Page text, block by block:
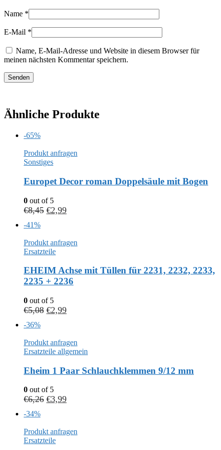
Name *
E-Mail *
Name, E-Mail-Adresse und Website in diesem Browser für
meinen nächsten Kommentar speichern.
Ähnliche Produkte
-65%
Produkt anfragen
Sonstiges
Europet Decor roman Doppelsäule mit Bogen
0 out of 5
€8,45 €2,99
-41%
Produkt anfragen
Ersatzteile
EHEIM Achse mit Tüllen für 2231, 2232, 2233,
2235 + 2236
0 out of 5
€5,08 €2,99
-36%
Produkt anfragen
Ersatzteile allgemein
Eheim 1 Paar Schlauchklemmen 9/12 mm
0 out of 5
€6,26 €3,99
-34%
Produkt anfragen
Ersatzteile